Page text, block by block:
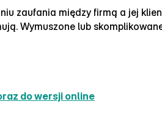
zaufania między firmą a jej
Wymuszone lub
do wersji online